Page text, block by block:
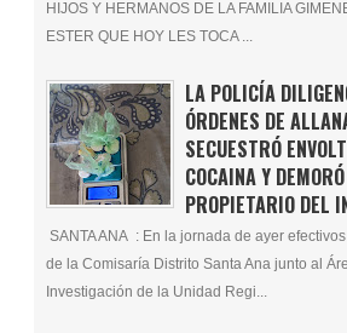
HIJOS Y HERMANOS DE LA FAMILIA
ESTER QUE HOY LES TOCA ...
LA POLICÍA
ÓRDENES DE
SECUESTRÓ
COCAINA Y
PROPIETARIO DEL
SANTA ANA : En la jornada de ayer
de la Comisaría Distrito Santa Ana junto al
Investigación de la Unidad Regi...